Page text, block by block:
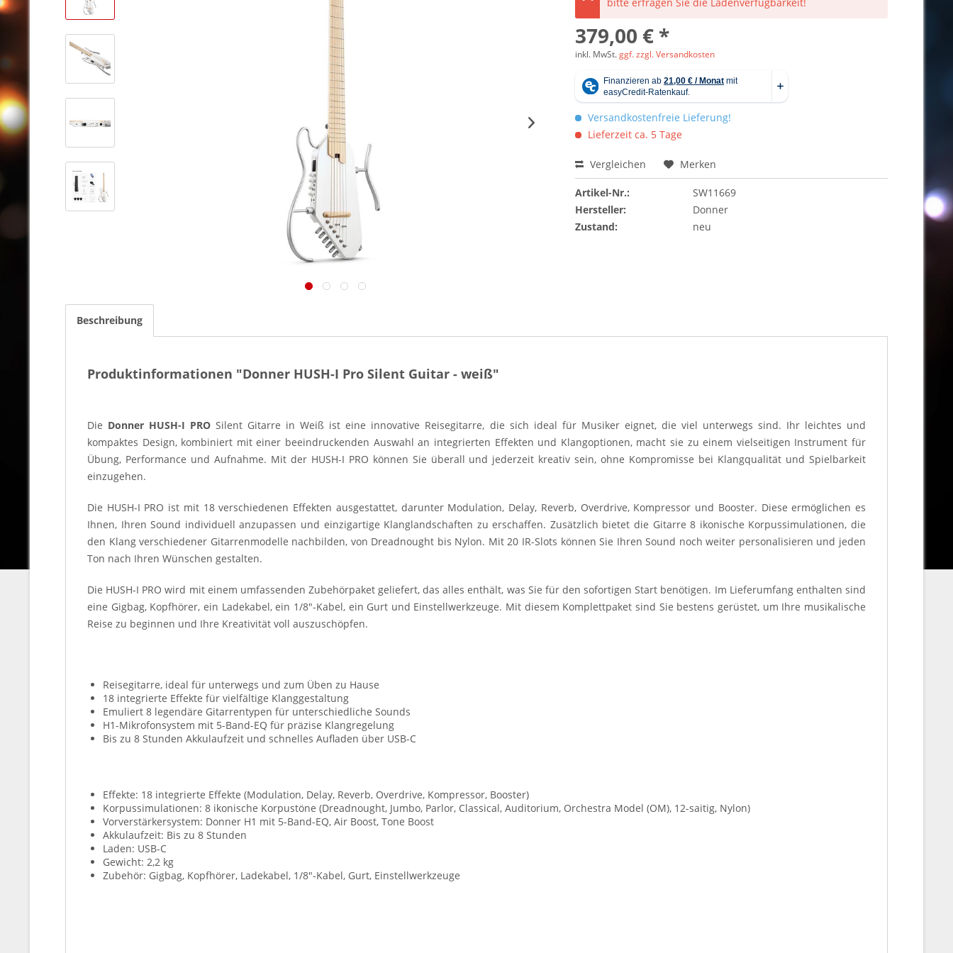
379,00 € *
inkl. MwSt.ggf. zzgl. Versandkosten
Versandkostenfreie Lieferung!
Lieferzeit ca. 5 Tage
Vergleichen Merken
Artikel-Nr.:
SW11669
Hersteller:
Donner
Zustand:
neu
Beschreibung
Produktinformationen "Donner HUSH-I Pro Silent Guitar - weiß"
Die Donner HUSH-I PRO Silent Gitarre in Weiß ist eine innovative Reisegitarre, die sich ideal für Musiker eignet, die viel unterwegs sind. Ihr leichtes und
kompaktes Design, kombiniert mit einer beeindruckenden Auswahl an integrierten Effekten und Klangoptionen, macht sie zu einem vielseitigen Instrument für
Übung, Performance und Aufnahme. Mit der HUSH-I PRO können Sie überall und jederzeit kreativ sein, ohne Kompromisse bei Klangqualität und Spielbarkeit
einzugehen.
Die HUSH-I PRO ist mit 18 verschiedenen Effekten ausgestattet, darunter Modulation, Delay, Reverb, Overdrive, Kompressor und Booster. Diese ermöglichen es
Ihnen, Ihren Sound individuell anzupassen und einzigartige Klanglandschaften zu erschaffen. Zusätzlich bietet die Gitarre 8 ikonische Korpussimulationen, die
den Klang verschiedener Gitarrenmodelle nachbilden, von Dreadnought bis Nylon. Mit 20 IR-Slots können Sie Ihren Sound noch weiter personalisieren und jeden
Ton nach Ihren Wünschen gestalten.
Die HUSH-I PRO wird mit einem umfassenden Zubehörpaket geliefert, das alles enthält, was Sie für den sofortigen Start benötigen. Im Lieferumfang enthalten sind
eine Gigbag, Kopfhörer, ein Ladekabel, ein 1/8"-Kabel, ein Gurt und Einstellwerkzeuge. Mit diesem Komplettpaket sind Sie bestens gerüstet, um Ihre musikalische
Reise zu beginnen und Ihre Kreativität voll auszuschöpfen.
Reisegitarre, ideal für unterwegs und zum Üben zu Hause
18 integrierte Effekte für vielfältige Klanggestaltung
Emuliert 8 legendäre Gitarrentypen für unterschiedliche Sounds
H1-Mikrofonsystem mit 5-Band-EQ für präzise Klangregelung
Bis zu 8 Stunden Akkulaufzeit und schnelles Aufladen über USB-C
Effekte: 18 integrierte Effekte (Modulation, Delay, Reverb, Overdrive, Kompressor, Booster)
Korpussimulationen: 8 ikonische Korpustöne (Dreadnought, Jumbo, Parlor, Classical, Auditorium, Orchestra Model (OM), 12-saitig, Nylon)
Vorverstärkersystem: Donner H1 mit 5-Band-EQ, Air Boost, Tone Boost
Akkulaufzeit: Bis zu 8 Stunden
Laden: USB-C
Gewicht: 2,2 kg
Zubehör: Gigbag, Kopfhörer, Ladekabel, 1/8"-Kabel, Gurt, Einstellwerkzeuge